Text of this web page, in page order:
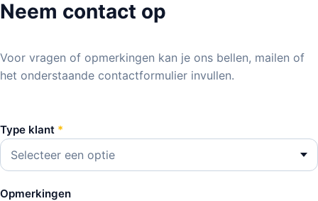
Neem contact op
Voor vragen of opmerkingen kan je ons bellen, mailen of
het onderstaande contactformulier invullen.
Type klant *
Selecteer een optie
Opmerkingen